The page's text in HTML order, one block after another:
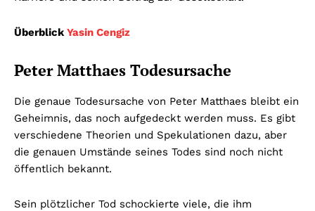
Überblick Yasin Cengiz
Peter Matthaes Todesursache
Die genaue Todesursache von Peter Matthaes bleibt ein
Geheimnis, das noch aufgedeckt werden muss. Es gibt
verschiedene Theorien und Spekulationen dazu, aber
die genauen Umstände seines Todes sind noch nicht
öffentlich bekannt.
Sein plötzlicher Tod schockierte viele, die ihm